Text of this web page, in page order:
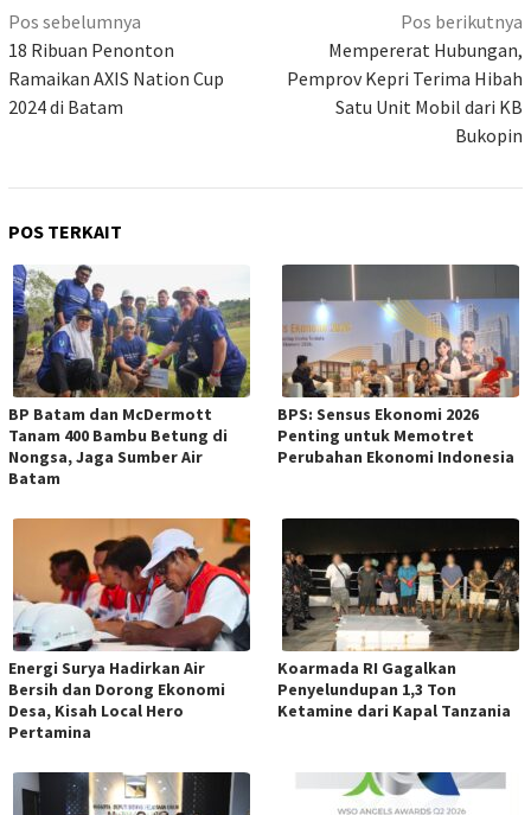
Navigasi
pos
Pos sebelumnya
18 Ribuan Penonton
Ramaikan AXIS Nation Cup
2024 di Batam
Pos berikutnya
Mempererat Hubungan,
Pemprov Kepri Terima Hibah
Satu Unit Mobil dari KB
Bukopin
POS TERKAIT
BP Batam dan McDermott
Tanam 400 Bambu Betung di
Nongsa, Jaga Sumber Air
Batam
BPS: Sensus Ekonomi 2026
Penting untuk Memotret
Perubahan Ekonomi Indonesia
Energi Surya Hadirkan Air
Bersih dan Dorong Ekonomi
Desa, Kisah Local Hero
Pertamina
Koarmada RI Gagalkan
Penyelundupan 1,3 Ton
Ketamine dari Kapal Tanzania